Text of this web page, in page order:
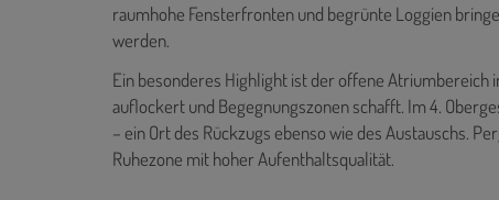
raumhohe Fensterfronten und begrünte Loggien
werden.
Ein besonderes Highlight ist der offene Atriumbereich
auflockert und Begegnungszonen schafft. Im 4.
– ein Ort des Rückzugs ebenso wie des Austauschs.
Ruhezone mit hoher Aufenthaltsqualität.